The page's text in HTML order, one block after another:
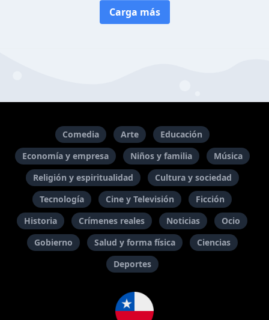
Carga más
Comedia Arte
Educación
Economía y empresa
Niños y familia
Música
Religión y espiritualidad
Cultura y sociedad
Tecnología
Cine y Televisión
Ficción
Historia
Crímenes reales Noticias
Ocio
Gobierno
Salud y forma física
Ciencias
Deportes